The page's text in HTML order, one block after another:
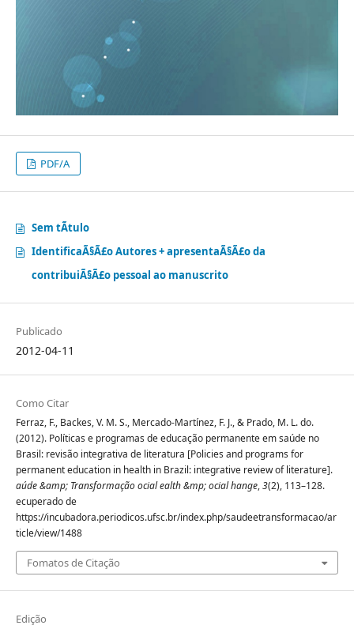
PDF/A
Sem tÃ­tulo
IdentificaÃ§Ã£o Autores + apresentaÃ§Ã£o da
contribuiÃ§Ã£o pessoal ao manuscrito
Publicado
2012-04-11
Como Citar
Ferraz, F., Backes, V. M. S., Mercado-Martínez, F. J., & Prado, M. L. do.
(2012). Políticas e programas de educação permanente em saúde no
Brasil: revisão integrativa de literatura [Policies and programs for
permanent education in health in Brazil: integrative review of literature].
aúde &amp; Transformação ocial ealth &mp; ocial hange,3(2), 113–128.
ecuperado de
https://incubadora.periodicos.ufsc.br/index.php/saudeetransformacao/ar
ticle/view/1488
Fomatos de Citação
Edição